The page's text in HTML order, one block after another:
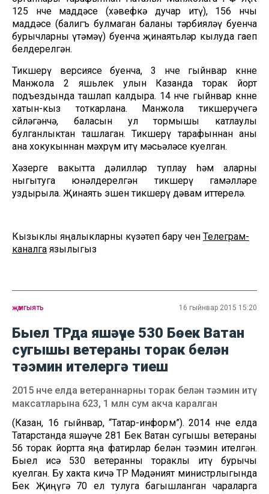
125 нче маддәсе (хәвефкә дучар итү), 156 нчы
маддәсе (балигъ булмаган баланы тәрбияләү буенча
бурычларны үтәмәү) буенча җинаятьләр кылуда гаеп
белдерелгән.
Тикшерү версиясе буенча, 3 нче гыйнвар көнне
Манжола 2 яшьлек улын Казанда торак йорт
подъездында ташлап калдыра. 14 нче гыйнвар көнне
хатын-кыз тоткарлана. Манжола тикшерүчегә
сөйләгәнчә, баласын ул тормышы катлаулы
булганлыктан ташлаган. Тикшерү тарафыннан аны
ана хокукыннан мәхрүм итү мәсьәләсе куелган.
Хәзерге вакытта дәлилләр туплау һәм аларны
ныгытуга юнәлдерелгән тикшерү гамәлләре
уздырыла. Җинаять эшен тикшерү дәвам иттерелә.
Кызыклы яңалыкларны күзәтеп бару өчен Телеграм-
каналга язылыгыз
җәмгыять 16 гыйнвар 2015 15:20
Быел ТРда яшәүче 530 Бөек Ватан
сугышы ветераны торак белән
тәэмин ителергә тиеш
2015 нче елда ветераннарны торак белән тәэмин итү
максатларына 623, 1 млн сум акча каралган
(Казан, 16 гыйнвар, “Татар-информ”). 2014 нче елда
Татарстанда яшәүче 281 Бөек Ватан сугышы ветераны
56 торак йортта яңа фатирлар белән тәэмин ителгән.
Быел исә 530 ветеранны тораклы итү бурычы
куелган. Бу хакта кичә ТР Мәдәният министрлыгында
Бөек Җиңүгә 70 ел тулуга багышланган чараларга